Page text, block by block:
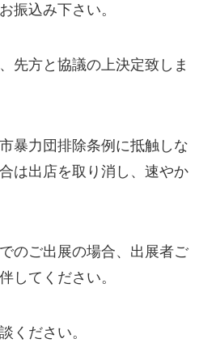
振込み下さい。
先方と協議の上決定致しま
暴力団排除条例に抵触しな
は出店を取り消し、速やか
のご出展の場合、出展者ご
してください。
ください。